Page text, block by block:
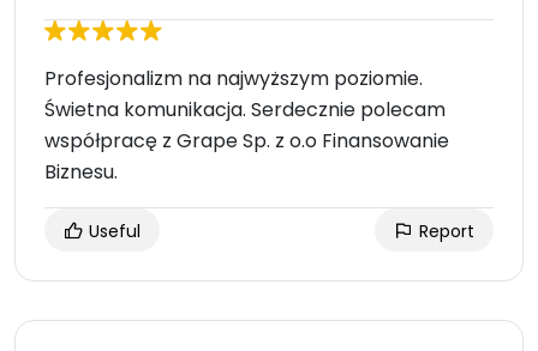
Profesjonalizm na najwyższym poziomie.
Świetna komunikacja. Serdecznie polecam
współpracę z Grape Sp. z o.o Finansowanie
Biznesu.
Useful Report